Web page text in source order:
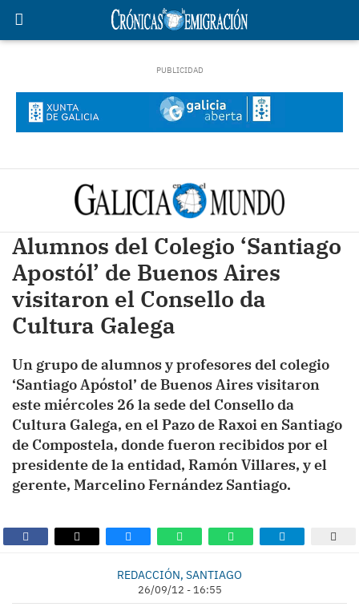
Alumnos del Colegio ‘Santiago
Apostól’ de Buenos Aires
visitaron el Consello da
Cultura Galega
Un grupo de alumnos y profesores del colegio
‘Santiago Apóstol’ de Buenos Aires visitaron
este miércoles 26 la sede del Consello da
Cultura Galega, en el Pazo de Raxoi en Santiago
de Compostela, donde fueron recibidos por el
presidente de la entidad, Ramón Villares, y el
gerente, Marcelino Fernández Santiago.
REDACCIÓN, SANTIAGO
26/09/12 - 16:55